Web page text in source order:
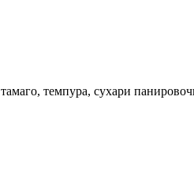
темпура, сухари